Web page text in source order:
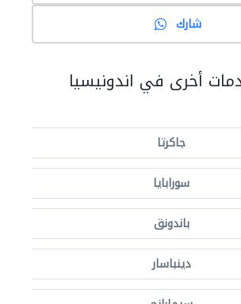
شارك
أخرى في اندونيسيا
جاكرتا
سورابايا
باندونق
دينباسار